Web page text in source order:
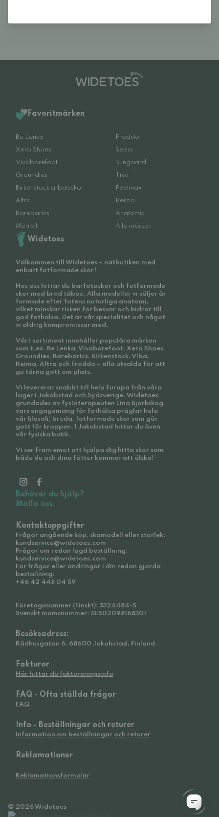
Favoritmärken
Be Lenka
Froddo
Xero Shoes
Beda
Vivobarefoot
Bungaard
Groundies
Tikki
Birkenstock arbetsskor
Feelmax
Altra
Reima
Barebarics
Anatomic
Merrell
Alla märken
Widetoes
Välkommen till Widetoes – nätbutiken med
enbart fotformade skor!
Hos oss hittar du barfotaskor och fotformade
skor med bred tåbox. Alla modeller vi säljer är
formade efter fotens naturliga anatomi,
vilket minskar risken för besvär och bidrar till
god fothälsa. Det är vår specialitet och något
vi aldrig kompromissar med.
Vårt sortiment innehåller populära märken
som t.ex. Be Lenka, Vivobarefoot, Xero Shoes,
Groundies, Barebarics, Birkenstock, Viba,
Reima, Altra och Froddo – alla utvalda för att
ge tårna gott om plats.
Vi levererar snabbt till hela Europa från våra
lager i Jakobstad och Sydsverige. Widetoes
grundades av fysioterapeuten Lina Björkskog,
vars engagemang för fothälsa präglar hela
vår filosofi: breda, fotformade skor som gör
gott för kroppen. I Jakobstad hittar du även
vår fysiska butik.
Vi ser fram emot att hjälpa dig hitta skor som
både du och dina fötter kommer att älska!
Behöver du hjälp?
Maila oss.
Kontaktuppgifter
Frågor angående köp, skomodell eller storlek:
kundservice@widetoes.com
Frågor om redan lagd beställning:
kundservice@widetoes.com
För frågor eller ändringar i din redan gjorda
beställning:
+46 42 448 04 59
Företagsnummer (Finskt): 3324484-5
Svenskt momsnummer: SE502098168301
Besöksadress:
Rådhusgatan 6, 68600 Jakobstad, Finland
Fakturor
Här hittar du faktureringsinfo
FAQ - Ofta ställda frågor
FAQ
Info - Beställningar och returer
Information om beställningar och returer
Reklamationer
Reklamationsformulär
© 2026 Widetoes